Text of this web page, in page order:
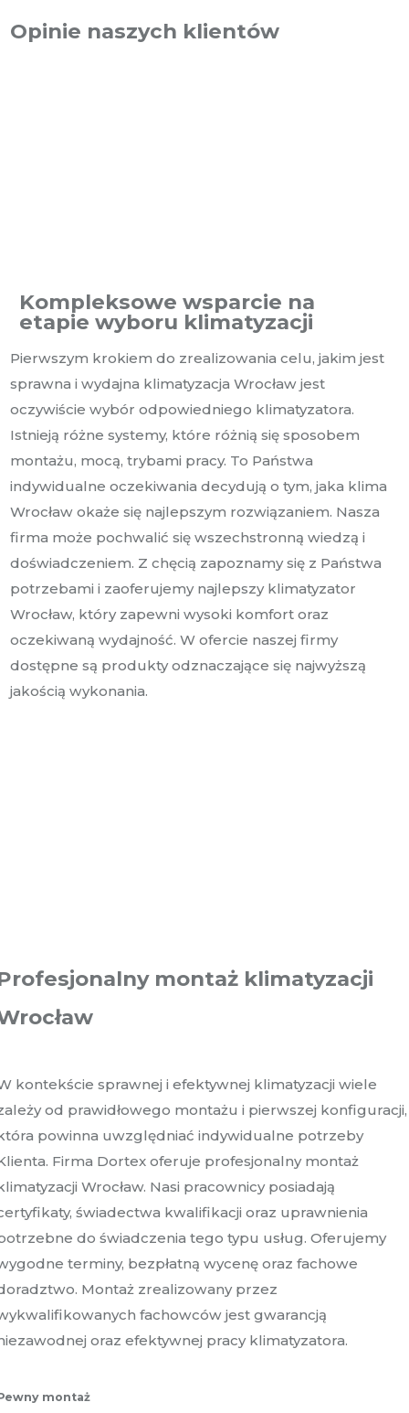
Opinie naszych klientów
Kompleksowe wsparcie na
etapie wyboru klimatyzacji
Pierwszym krokiem do zrealizowania celu, jakim jest
sprawna i wydajna klimatyzacja Wrocław jest
oczywiście wybór odpowiedniego klimatyzatora.
Istnieją różne systemy, które różnią się sposobem
montażu, mocą, trybami pracy. To Państwa
indywidualne oczekiwania decydują o tym, jaka klima
Wrocław okaże się najlepszym rozwiązaniem. Nasza
firma może pochwalić się wszechstronną wiedzą i
doświadczeniem. Z chęcią zapoznamy się z Państwa
potrzebami i zaoferujemy najlepszy klimatyzator
Wrocław, który zapewni wysoki komfort oraz
oczekiwaną wydajność. W ofercie naszej firmy
dostępne są produkty odznaczające się najwyższą
jakością wykonania.
montaż klimatyzacji
kontekście sprawnej i efektywnej klimatyzacji wiele
od prawidłowego montażu i pierwszej konfiguracji,
powinna uwzględniać indywidualne potrzeby
Firma Dortex oferuje profesjonalny montaż
Wrocław. Nasi pracownicy posiadają
świadectwa kwalifikacji oraz uprawnienia
do świadczenia tego typu usług. Oferujemy
terminy, bezpłatną wycenę oraz fachowe
Montaż zrealizowany przez
fachowców jest gwarancją
oraz efektywnej pracy klimatyzatora.
montaż